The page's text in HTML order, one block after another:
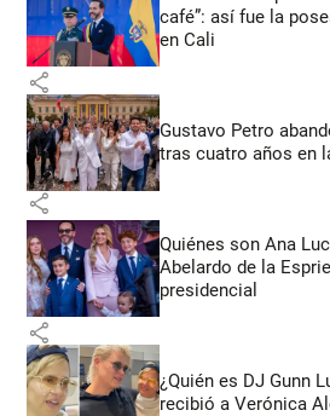
café”: así fue la
en Cali
share
Gustavo Petro
tras cuatro años en
share
Quiénes son Ana
Abelardo de la
presidencial
share
¿Quién es DJ Gunn
recibió a Verónica